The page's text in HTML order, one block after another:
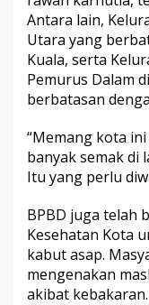
Antara lain,
Utara yang
Kuala, serta
Pemurus Dalam
berbatasan
“Memang kota
banyak semak di
Itu yang perlu
BPBD juga telah
Kesehatan Kota
kabut asap.
mengenakan
akibat kebakaran.